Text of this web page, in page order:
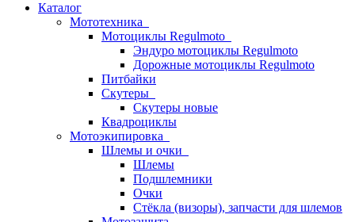
Каталог
Мототехника
Мотоциклы Regulmoto
Эндуро мотоциклы Regulmoto
Дорожные мотоциклы Regulmoto
Питбайки
Скутеры
Скутеры новые
Квадроциклы
Мотоэкипировка
Шлемы и очки
Шлемы
Подшлемники
Очки
Стёкла (визоры), запчасти для шлемов